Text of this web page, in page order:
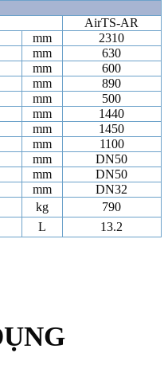
AirTS-AR
mm
2310
mm
630
mm
600
mm
890
mm
500
mm
1440
mm
1450
mm
1100
mm
DN50
mm
DN50
mm
DN32
kg
790
L 13.2